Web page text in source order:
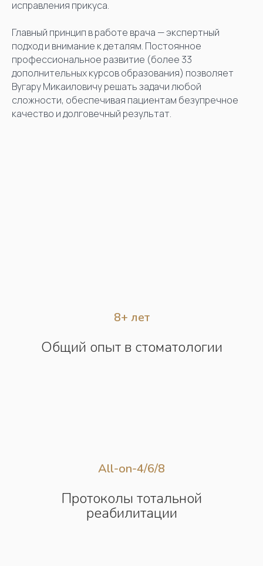
исправления прикуса.
Главный принцип в работе врача — экспертный
подход и внимание к деталям. Постоянное
профессиональное развитие (более 33
дополнительных курсов образования) позволяет
Вугару Микаиловичу решать задачи любой
сложности, обеспечивая пациентам безупречное
качество и долговечный результат.
8+ лет
Общий опыт в стоматологии
All-on-4/6/8
Протоколы тотальной
реабилитации